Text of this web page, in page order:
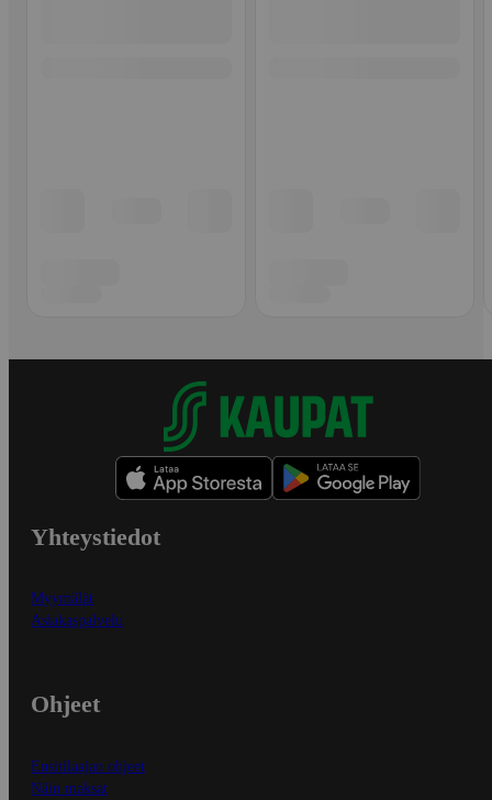
Yhteystiedot
Myymälät
Asiakaspalvelu
Ohjeet
Ensitilaajan ohjeet
Näin maksat